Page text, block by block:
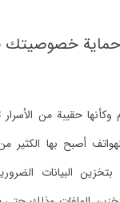
خصوصيتك
وكأنها حقيبة من
أصبح بها الكثير
البيانات